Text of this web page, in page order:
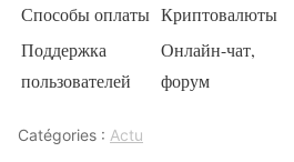
Способы оплаты Криптовалюты
Поддержка
пользователей
Онлайн-чат,
форум
Catégories : Actu